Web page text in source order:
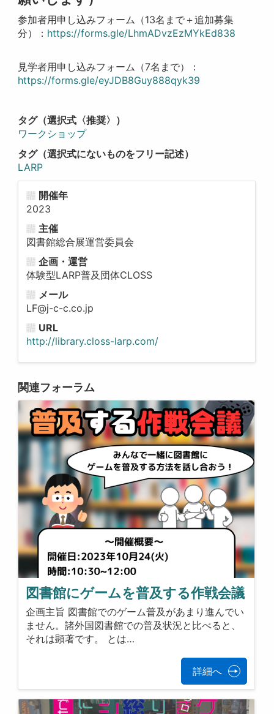
参加者用申し込みフォーム（13名まで＋追加募集
分）： https://forms.gle/LhmADvzEzMYkEd838
見学者用申し込みフォーム（7名まで）：
https://forms.gle/eyJDB8Guy888qyk39
タグ（選択式〈推奨〉）
ワークショップ
タグ（選択式にないものをフリー記述）
LARP
開催年
2023
主催
図書館総合展運営委員会
企画・運営
体験型LARP普及団体CLOSS
メール
LF@j-c-c.co.jp
URL
http://library.closs-larp.com/
関連フォーラム
図書館にゲームを普及する作戦会議
企画主旨 図書館でのゲーム普及があまり進んでい
ません。諸外国図書館での普及状況と比べると、
それは顕著です。 とは…
詳細へ